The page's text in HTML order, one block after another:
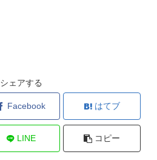
シェアする
Facebook はてブ
LINE コピー